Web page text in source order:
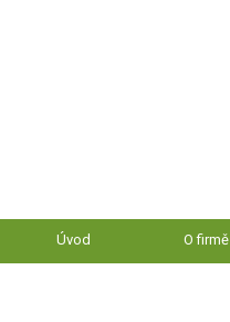
Úvod O firmě